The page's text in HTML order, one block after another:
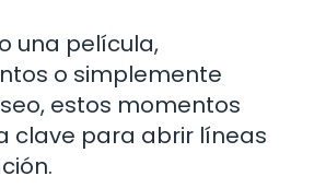
una película,
o simplemente
estos momentos
clave para abrir líneas